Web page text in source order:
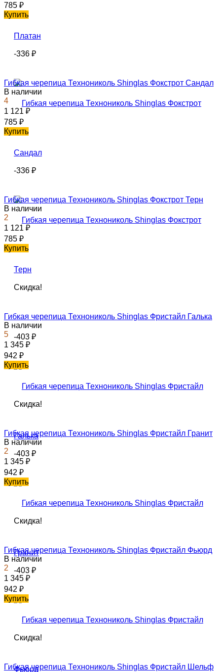
785 ₽
Купить
-336 ₽
Гибкая черепица Технониколь Shinglas Фокстрот Сандал
В наличии
4
1 121 ₽
785 ₽
Купить
-336 ₽
Гибкая черепица Технониколь Shinglas Фокстрот Терн
В наличии
2
1 121 ₽
785 ₽
Купить
Скидка!
-403 ₽
Гибкая черепица Технониколь Shinglas Фристайл Галька
В наличии
5
1 345 ₽
942 ₽
Купить
Скидка!
-403 ₽
Гибкая черепица Технониколь Shinglas Фристайл Гранит
В наличии
2
1 345 ₽
942 ₽
Купить
Скидка!
-403 ₽
Гибкая черепица Технониколь Shinglas Фристайл Фьюрд
В наличии
2
1 345 ₽
942 ₽
Купить
Скидка!
Гибкая черепица Технониколь Shinglas Фристайл Шельф